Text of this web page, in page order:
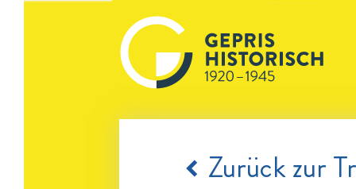
Zurück zur